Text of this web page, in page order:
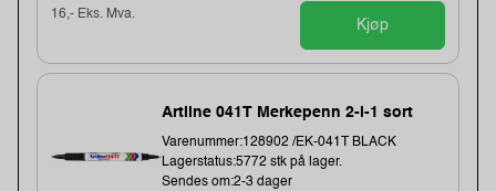
16,- Eks. Mva.
Kjøp
Artline 041T Merkepenn 2-i-1 sort
Varenummer:128902 /EK-041T BLACK
Lagerstatus:5772 stk på lager.
Sendes om:2-3 dager